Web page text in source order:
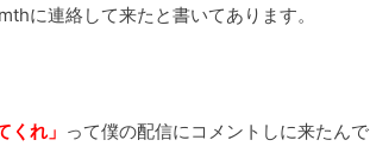
に連絡して来たと書いてあります。
くれ」 って僕の配信にコメントしに来たんで